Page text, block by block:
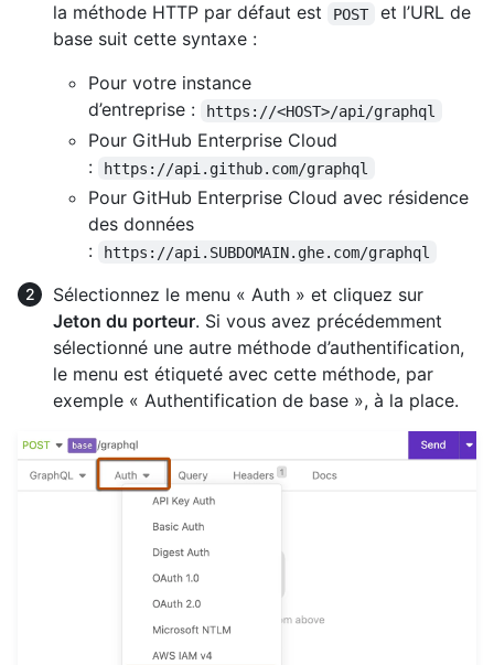
la méthode HTTP par défaut est
POST
et l’URL de
base suit cette syntaxe :
Pour votre instance
d’entreprise :
https://<HOST>/api/graphql
Pour GitHub Enterprise Cloud
:
https://api.github.com/graphql
Pour GitHub Enterprise Cloud avec résidence
des données
:
https://api.SUBDOMAIN.ghe.com/graphql
Sélectionnez le menu « Auth » et cliquez sur
Jeton du porteur. Si vous avez précédemment
sélectionné une autre méthode d’authentification,
le menu est étiqueté avec cette méthode, par
exemple « Authentification de base », à la place.